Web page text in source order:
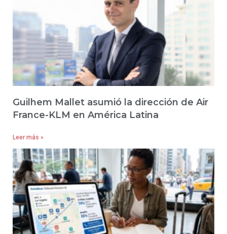
Guilhem Mallet asumió la dirección de Air
France-KLM en América Latina
Leer más »